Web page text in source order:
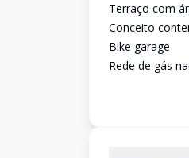
Terraço com
Conceito
Bike garage
Rede de gás